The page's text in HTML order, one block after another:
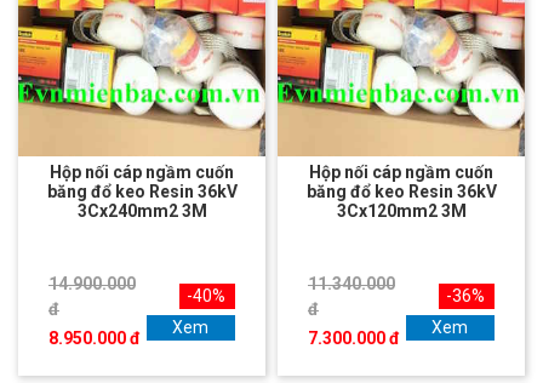
Hộp nối cáp ngầm cuốn
băng đổ keo Resin 36kV
3Cx240mm2 3M
14.900.000
đ
8.950.000 đ
-40%
Xem
Hộp nối cáp ngầm cuốn
băng đổ keo Resin 36kV
3Cx120mm2 3M
11.340.000
đ
7.300.000 đ
-36%
Xem